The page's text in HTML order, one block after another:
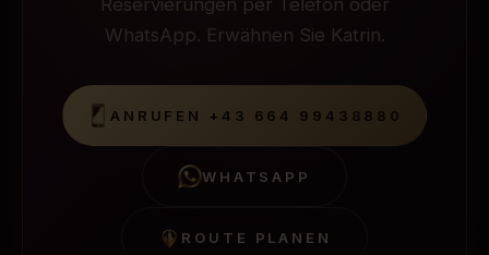
Reservierungen per Telefon oder
WhatsApp. Erwähnen Sie Katrin.
ANRUFEN +43 664 99438880
WHATSAPP
ROUTE PLANEN